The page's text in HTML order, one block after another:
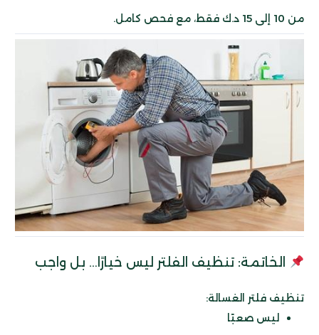
من 10 إلى 15 د.ك فقط، مع فحص كامل.
الخاتمة: تنظيف الفلتر ليس خيارًا… بل واجب
تنظيف فلتر الغسالة:
ليس صعبًا